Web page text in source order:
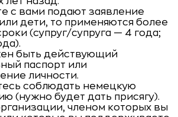
с вами подают заявление
дети, то применяются более
(супруг/супруга — 4 года;
быть действующий
паспорт или
личности.
соблюдать немецкую
(нужно будет дать присягу).
членом которых вы